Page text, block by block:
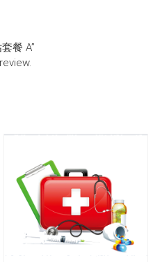
餐 A”